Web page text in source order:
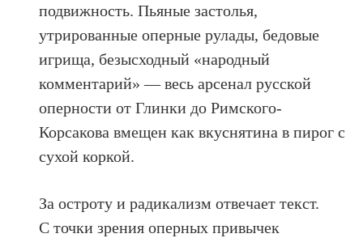
подвижность. Пьяные застолья,
утрированные оперные рулады, бедовые
игрища, безысходный «народный
комментарий» — весь арсенал русской
оперности от Глинки до Римского-
Корсакова вмещен как вкуснятина в пирог с
сухой коркой.
За остроту и радикализм отвечает текст.
С точки зрения оперных привычек